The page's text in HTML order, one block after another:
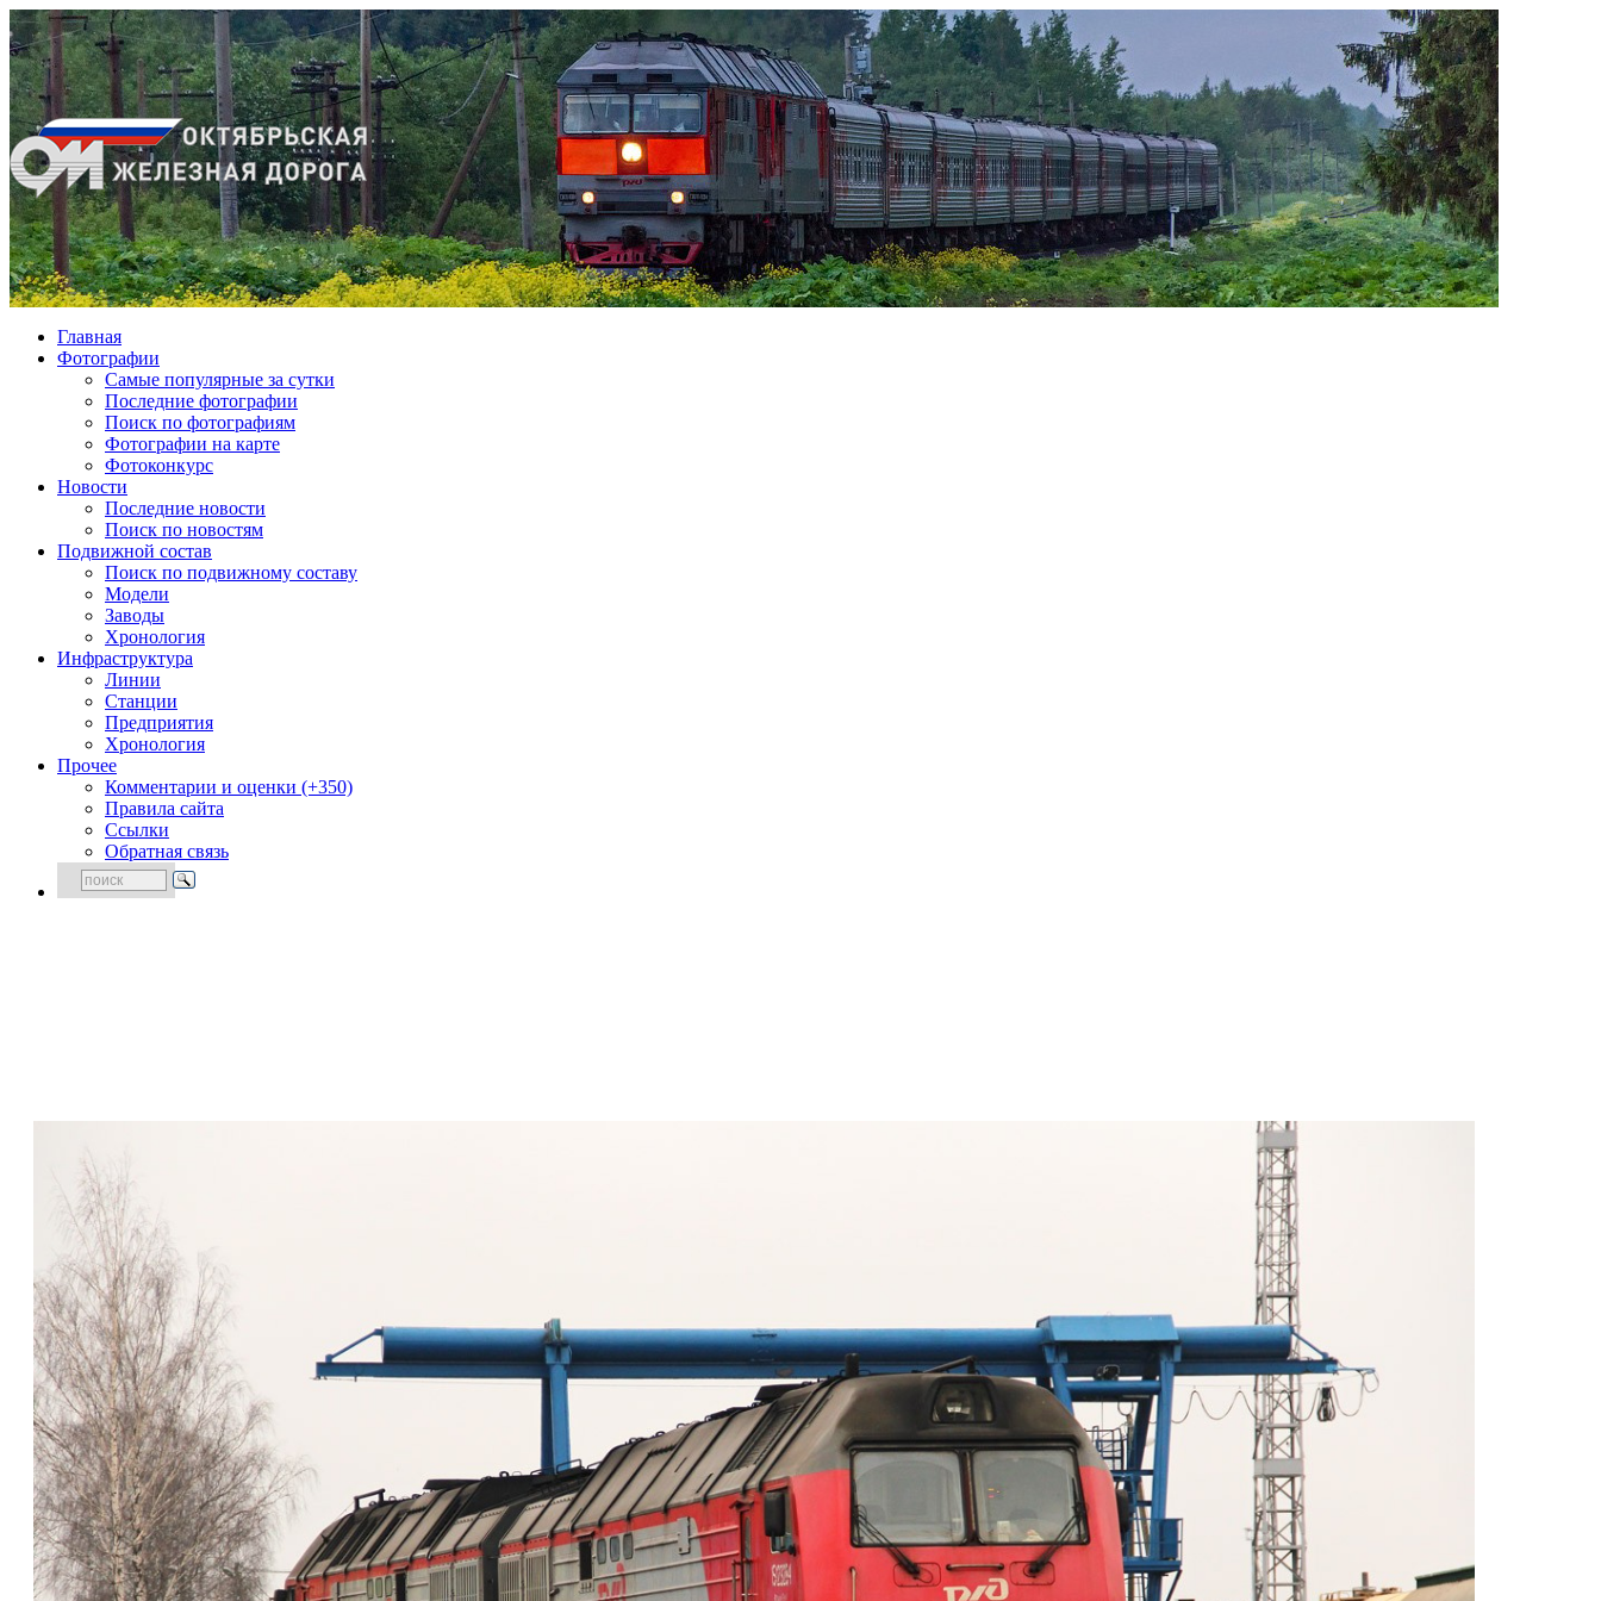
Главная
Фотографии
Cамые популярные за сутки
Последние фотографии
Поиск по фотографиям
Фотографии на карте
Фотоконкурс
Новости
Последние новости
Поиск по новостям
Подвижной состав
Поиск по подвижному составу
Модели
Заводы
Хронология
Инфраструктура
Линии
Станции
Предприятия
Хронология
Прочее
Комментарии и оценки (+350)
Правила сайта
Ссылки
Обратная связь